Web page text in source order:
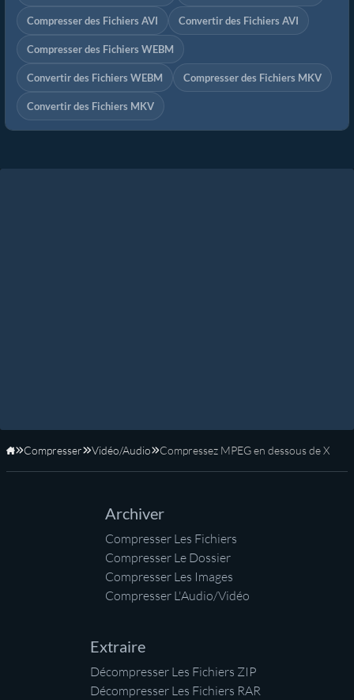
Compresser des Fichiers AVI Convertir des Fichiers AVI
Compresser des Fichiers WEBM
Convertir des Fichiers WEBM Compresser des Fichiers MKV
Convertir des Fichiers MKV
Accueil
Compresser Vidéo/Audio Compressez MPEG en dessous de X
Archiver
Compresser Les Fichiers
Compresser Le Dossier
Compresser Les Images
Compresser L'Audio/Vidéo
Extraire
Décompresser Les Fichiers ZIP
Décompresser Les Fichiers RAR